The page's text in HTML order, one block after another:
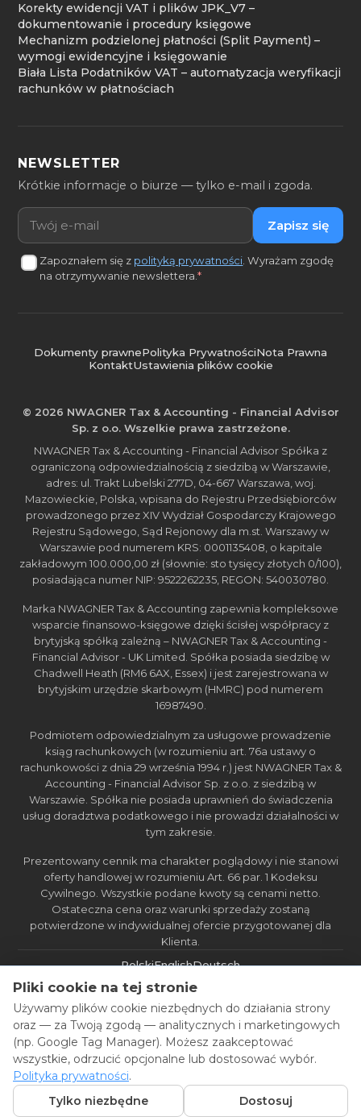
Korekty ewidencji VAT i plików JPK_V7 –
dokumentowanie i procedury księgowe
Mechanizm podzielonej płatności (Split Payment) –
wymogi ewidencyjne i księgowanie
Biała Lista Podatników VAT – automatyzacja weryfikacji
rachunków w płatnościach
NEWSLETTER
Krótkie informacje o biurze — tylko e-mail i zgoda.
Adres e-mail
Zapisz się
Zapoznałem się z polityką prywatności. Wyrażam zgodę
na otrzymywanie newslettera.*
Dokumenty prawnePolityka PrywatnościNota Prawna
KontaktUstawienia plików cookie
© 2026 NWAGNER Tax & Accounting - Financial Advisor
Sp. z o.o. Wszelkie prawa zastrzeżone.
NWAGNER Tax & Accounting - Financial Advisor Spółka z
ograniczoną odpowiedzialnością z siedzibą w Warszawie,
adres: ul. Trakt Lubelski 277D, 04-667 Warszawa, woj.
Mazowieckie, Polska, wpisana do Rejestru Przedsiębiorców
prowadzonego przez XIV Wydział Gospodarczy Krajowego
Rejestru Sądowego, Sąd Rejonowy dla m.st. Warszawy w
Warszawie pod numerem KRS: 0001135408, o kapitale
zakładowym 100.000,00 zł (słownie: sto tysięcy złotych 0/100),
posiadająca numer NIP: 9522262235, REGON: 540030780.
Marka NWAGNER Tax & Accounting zapewnia kompleksowe
wsparcie finansowo-księgowe dzięki ścisłej współpracy z
brytyjską spółką zależną – NWAGNER Tax & Accounting -
Financial Advisor - UK Limited. Spółka posiada siedzibę w
Chadwell Heath (RM6 6AX, Essex) i jest zarejestrowana w
brytyjskim urzędzie skarbowym (HMRC) pod numerem
16987490.
Podmiotem odpowiedzialnym za usługowe prowadzenie
ksiąg rachunkowych (w rozumieniu art. 76a ustawy o
rachunkowości z dnia 29 września 1994 r.) jest NWAGNER Tax &
Accounting - Financial Advisor Sp. z o.o. z siedzibą w
Warszawie. Spółka nie posiada uprawnień do świadczenia
usług doradztwa podatkowego i nie prowadzi działalności w
tym zakresie.
Prezentowany cennik ma charakter poglądowy i nie stanowi
oferty handlowej w rozumieniu Art. 66 par. 1 Kodeksu
Cywilnego. Wszystkie podane kwoty są cenami netto.
Ostateczna cena oraz warunki sprzedaży zostaną
potwierdzone w indywidualnej ofercie przygotowanej dla
Klienta.
PolskiEnglishDeutsch
OFERTY LOKALNE
WARSZAWA
Księgowość dla spółki z
ograniczoną
odpowiedzialnością w
Pliki cookie na tej stronie
Używamy plików cookie niezbędnych do działania strony
oraz — za Twoją zgodą — analitycznych i marketingowych
(np. Google Tag Manager). Możesz zaakceptować
wszystkie, odrzucić opcjonalne lub dostosować wybór.
Polityka prywatności.
Tylko niezbędne
Dostosuj